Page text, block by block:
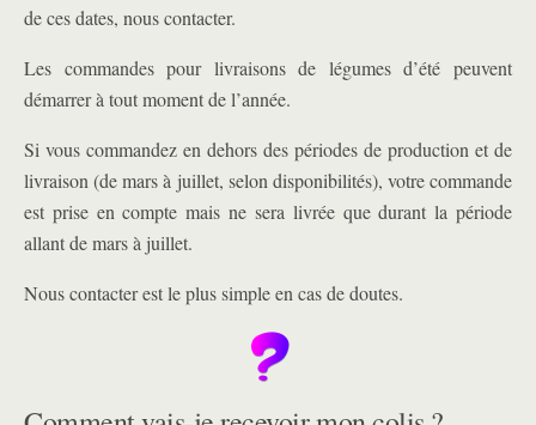
de ces dates, nous contacter.
Les commandes pour livraisons de légumes d’été peuvent
démarrer à tout moment de l’année.
Si vous commandez en dehors des périodes de production et de
livraison (de mars à juillet, selon disponibilités), votre commande
est prise en compte mais ne sera livrée que durant la période
allant de mars à juillet.
Nous contacter est le plus simple en cas de doutes.